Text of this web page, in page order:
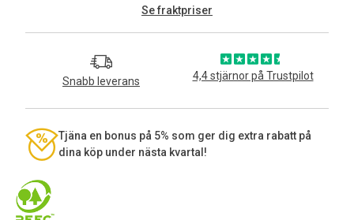
Se fraktpriser
Snabb leverans 4,4 stjärnor på Trustpilot
Tjäna en bonus på 5% som ger dig extra rabatt på
dina köp under nästa kvartal!